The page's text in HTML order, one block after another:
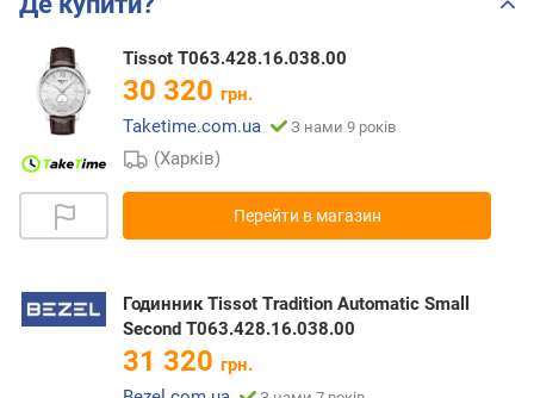
Tissot T063.428.16.038.00
30 320 грн.
Taketime.com.ua
З нами 9 років
(Харків)
Перейти в магазин
Годинник Tissot Tradition Automatic Small
Second T063.428.16.038.00
31 320 грн.